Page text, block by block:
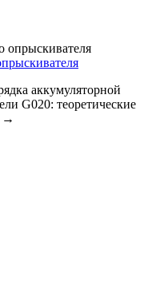
аккумуляторной
G020: теоретические
→